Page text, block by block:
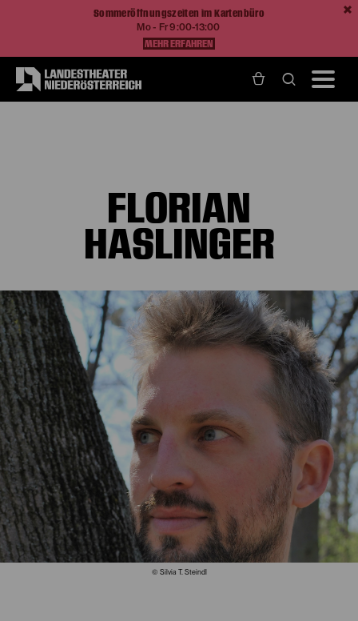
Sommeröffnungszeiten im Kartenbüro
Mo - Fr 9:00-13:00
MEHR ERFAHREN
FLORIAN
HASLINGER
© Silvia T. Steindl